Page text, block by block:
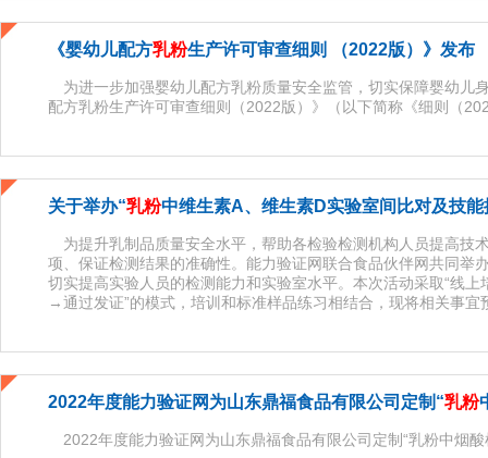
《婴幼儿配方乳粉生产许可审查细则 （2022版）》发布
为进一步加强婴幼儿配方乳粉质量安全监管，切实保障婴幼儿
配方乳粉生产许可审查细则（2022版）》（以下简称《细则（
关于举办“乳粉中维生素A、维生素D实验室间比对及技
为提升乳制品质量安全水平，帮助各检验检测机构人员提高技
项、保证检测结果的准确性。能力验证网联合食品伙伴网共同举
切实提高实验人员的检测能力和实验室水平。本次活动采取“
→通过发证”的模式，培训和标准样品练习相结合，现将相关事宜
2022年度能力验证网为山东鼎福食品有限公司定制“乳粉
2022年度能力验证网为山东鼎福食品有限公司定制“乳粉中烟